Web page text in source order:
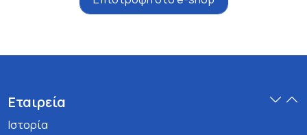
Εταιρεία
Ιστορία